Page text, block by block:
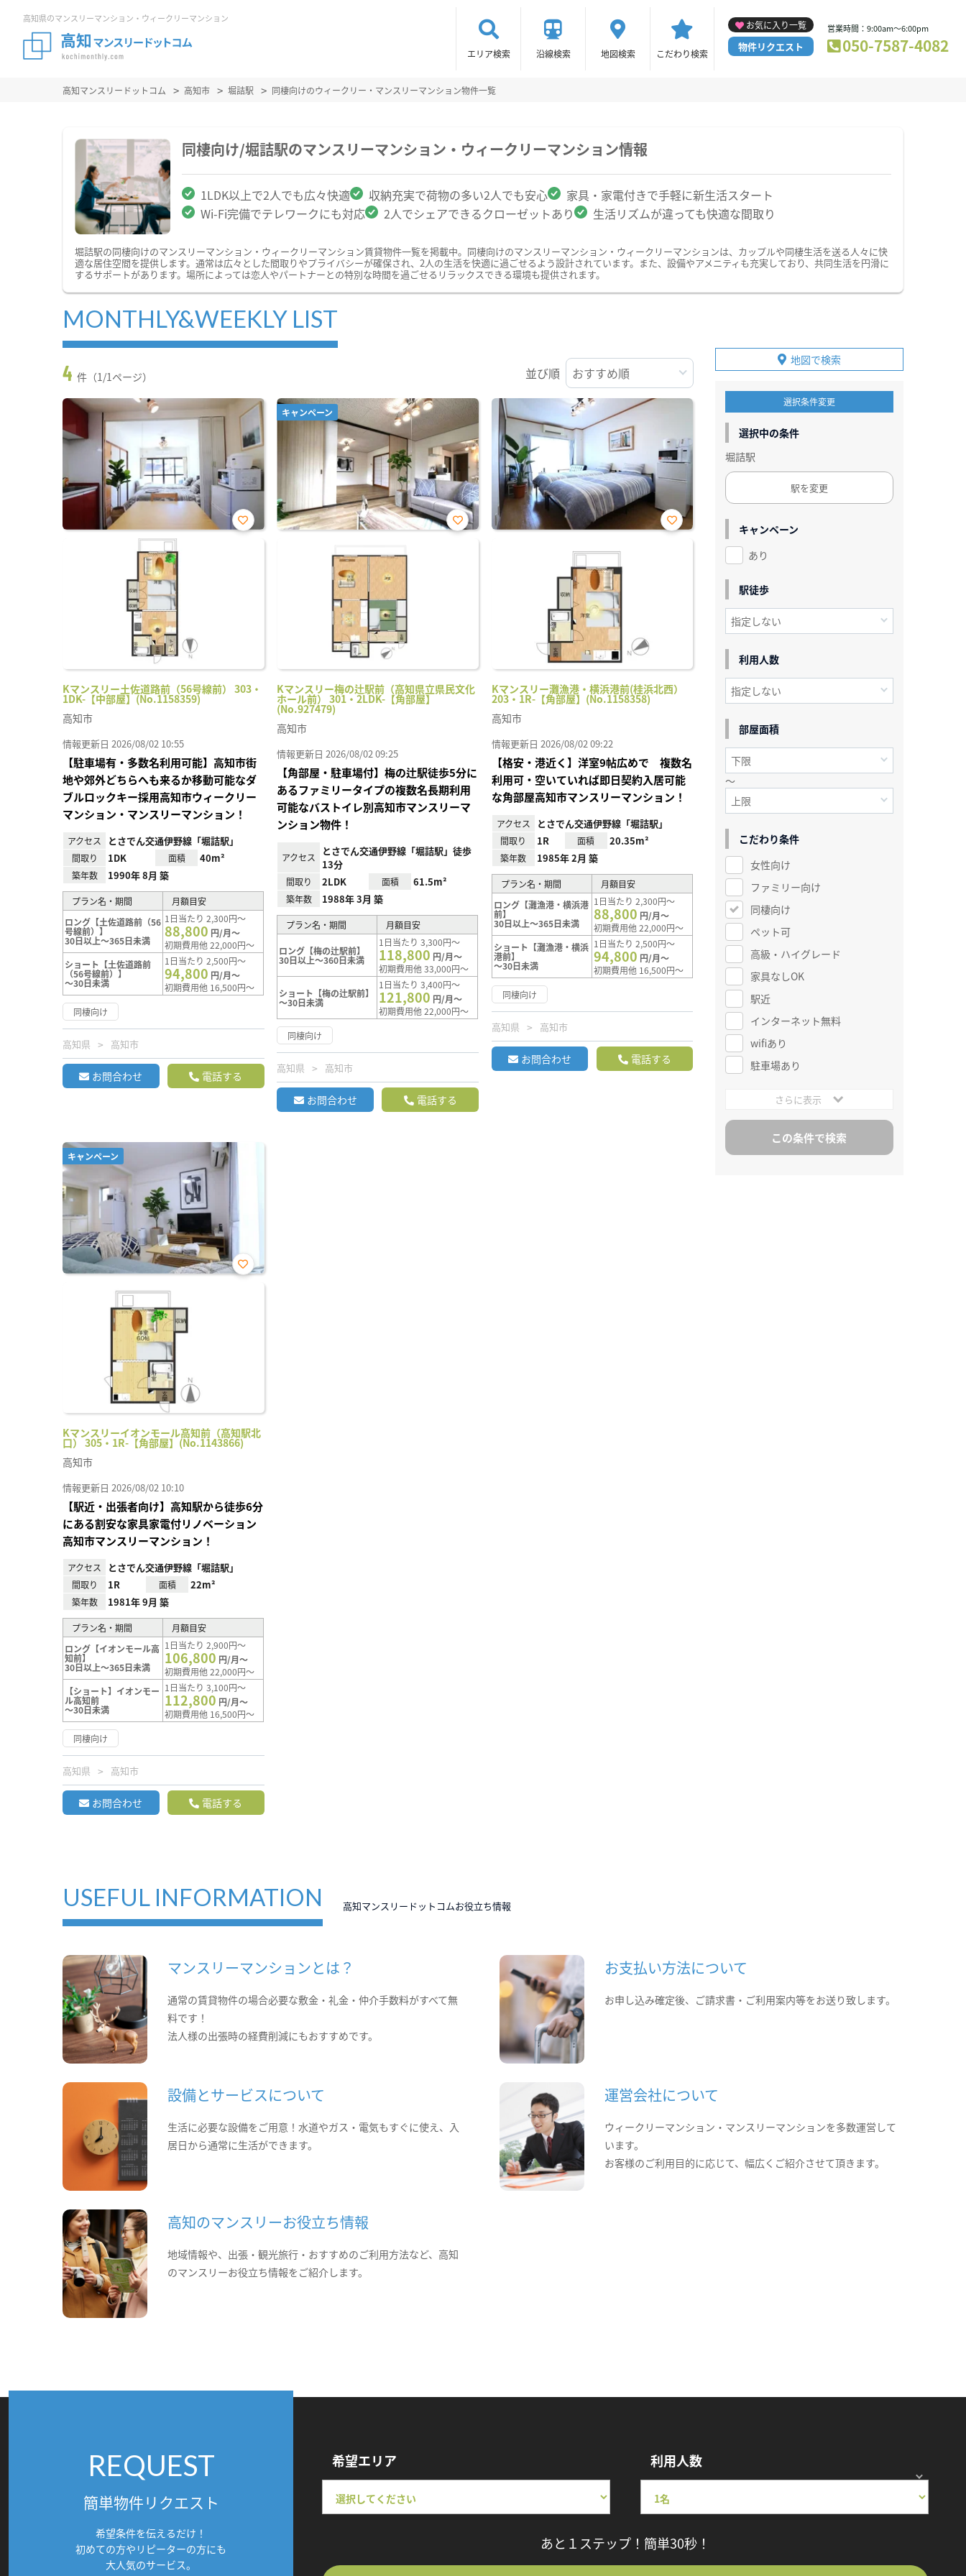
高知県のマンスリーマンション・ウィークリーマンション
エリア検索 沿線検索 地図検索 こだわり検索
お気に入り一覧
物件リクエスト
営業時間：9:00am～6:00pm
050-7587-4082
高知マンスリードットコム 高知市 堀詰駅 同棲向けのウィークリー・マンスリーマンション物件一覧
同棲向け/堀詰駅のマンスリーマンション・ウィークリーマンション情報
1LDK以上で2人でも広々快適 収納充実で荷物の多い2人でも安心
家具・家電付きで手軽に新生活スタート
Wi-Fi完備でテレワークにも対応
2人でシェアできるクローゼットあり 生活リズムが違っても快適な間取り
堀詰駅の同棲向けのマンスリーマンション・ウィークリーマンション賃貸物件一覧を掲載中。同棲向けのマンスリーマンション・ウィークリーマンションは、カップルや同棲生活を送る人々に快
適な居住空間を提供します。通常は広々とした間取りやプライバシーが確保され、2人の生活を快適に過ごせるよう設計されています。また、設備やアメニティも充実しており、共同生活を円滑に
するサポートがあります。場所によっては恋人やパートナーとの特別な時間を過ごせるリラックスできる環境も提供されます。
MONTHLY&WEEKLY LIST
4 件（1/1ページ） 並び順
Kマンスリー土佐道路前（56号線前） 303・
1DK-【中部屋】(No.1158359)
お気
高知市
情報更新日 2026/08/02 10:55
【駐車場有・多数名利用可能】高知市街
地や郊外どちらへも来るか移動可能なダ
ブルロックキー採用高知市ウィークリー
マンション・マンスリーマンション！
アクセス とさでん交通伊野線「堀詰駅」
間取り 1DK 面積 40m²
築年数 1990年 8月 築
プラン名・期間
月額目安
ロング【土佐道路前（56
号線前）】
30日以上～365日未満
1日当たり 2,300円～
88,800 円/月～
初期費用他 22,000円～
ショート【土佐道路前
（56号線前）】
～30日未満
1日当たり 2,500円～
94,800 円/月～
初期費用他 16,500円～
同棲向け
高知県 高知市
お問合わせ 電話する
キャンペーン
Kマンスリー梅の辻駅前（高知県立県民文化
ホール前） 301・2LDK-【角部屋】
(No.927479)
お気
高知市
情報更新日 2026/08/02 09:25
【角部屋・駐車場付】梅の辻駅徒歩5分に
あるファミリータイプの複数名長期利用
可能なバストイレ別高知市マンスリーマ
ンション物件！
アクセス
とさでん交通伊野線「堀詰駅」徒歩
13分
間取り 2LDK 面積 61.5m²
築年数 1988年 3月 築
プラン名・期間 月額目安
ロング【梅の辻駅前】
30日以上～360日未満
1日当たり 3,300円～
118,800 円/月～
初期費用他 33,000円～
ショート【梅の辻駅前】
～30日未満
1日当たり 3,400円～
121,800 円/月～
初期費用他 22,000円～
同棲向け
高知県 高知市
お問合わせ 電話する
Kマンスリー灘漁港・横浜港前(桂浜北西）
203・1R-【角部屋】(No.1158358)
お気
高知市
情報更新日 2026/08/02 09:22
【格安・港近く】洋室9帖広めで 複数名
利用可・空いていれば即日契約入居可能
な角部屋高知市マンスリーマンション！
アクセス とさでん交通伊野線「堀詰駅」
間取り 1R 面積 20.35m²
築年数 1985年 2月 築
プラン名・期間
月額目安
ロング【灘漁港・横浜港
前】
30日以上～365日未満
1日当たり 2,300円～
88,800 円/月～
初期費用他 22,000円～
ショート【灘漁港・横浜
港前】
～30日未満
1日当たり 2,500円～
94,800 円/月～
初期費用他 16,500円～
同棲向け
高知県 高知市
お問合わせ 電話する
キャンペーン
Kマンスリーイオンモール高知前（高知駅北
口） 305・1R-【角部屋】(No.1143866)
お気
高知市
情報更新日 2026/08/02 10:10
【駅近・出張者向け】高知駅から徒歩6分
にある割安な家具家電付リノベーション
高知市マンスリーマンション！
アクセス とさでん交通伊野線「堀詰駅」
間取り 1R 面積 22m²
築年数 1981年 9月 築
プラン名・期間
月額目安
ロング【イオンモール高
知前】
30日以上～365日未満
1日当たり 2,900円～
106,800 円/月～
初期費用他 22,000円～
【ショート】イオンモー
ル高知前
～30日未満
1日当たり 3,100円～
112,800 円/月～
初期費用他 16,500円～
同棲向け
高知県 高知市
お問合わせ 電話する
地図で検索
選択条件変更
選択中の条件
堀詰駅
駅を変更
キャンペーン
あり
駅徒歩
利用人数
部屋面積
～
こだわり条件
女性向け
ファミリー向け
同棲向け
ペット可
高級・ハイグレード
家具なしOK
駅近
インターネット無料
wifiあり
駐車場あり
さらに表示
USEFUL INFORMATION 高知マンスリードットコムお役立ち情報
マンスリーマンションとは？
通常の賃貸物件の場合必要な敷金・礼金・仲介手数料がすべて無
料です！
法人様の出張時の経費削減にもおすすめです。
お支払い方法について
お申し込み確定後、ご請求書・ご利用案内等をお送り致します。
設備とサービスについて
生活に必要な設備をご用意！水道やガス・電気もすぐに使え、入
居日から通常に生活ができます。
運営会社について
ウィークリーマンション・マンスリーマンションを多数運営して
います。
お客様のご利用目的に応じて、幅広くご紹介させて頂きます。
高知のマンスリーお役立ち情報
地域情報や、出張・観光旅行・おすすめのご利用方法など、高知
のマンスリーお役立ち情報をご紹介します。
REQUEST
簡単物件リクエスト
希望条件を伝えるだけ！
初めての方やリピーターの方にも
大人気のサービス。
希望エリア 利用人数
あと１ステップ！簡単30秒！